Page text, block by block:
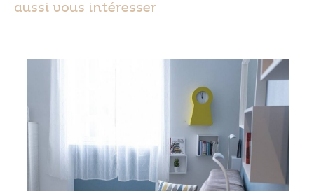
aussi vous intéresser